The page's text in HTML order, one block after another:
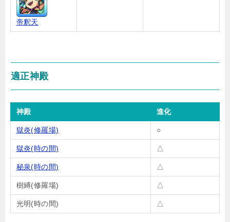
帝釈天
適正神殿
神殿 進化
獄炎(修羅場) ○
獄炎(時の間) △
秘泉(時の間) △
樹縛(修羅場) △
光明(時の間) △